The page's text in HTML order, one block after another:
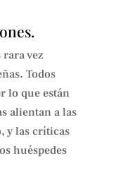
vez
Todos
lo que están
alientan a las
y las críticas
huéspedes